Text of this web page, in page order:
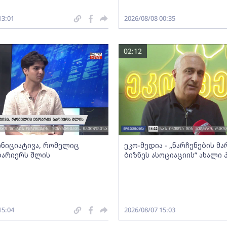
2026/08/08 00:35
რომელიც
შლის
ეკო-მედია - „ნარჩენების
ბიზნეს ასოციაციის” ახალი
02:12
2026/08/07 15:03